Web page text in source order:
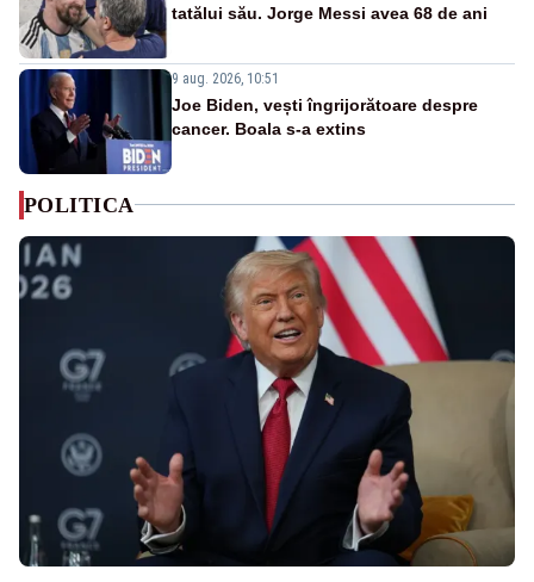
tatălui său. Jorge Messi avea 68 de ani
9 aug. 2026, 10:51
Joe Biden, vești îngrijorătoare despre
cancer. Boala s-a extins
POLITICA